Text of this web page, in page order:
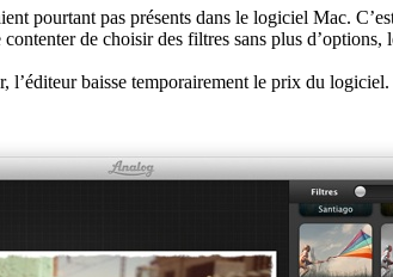
pourtant pas présents dans le logiciel Mac.
de choisir des filtres sans plus
l’éditeur baisse temporairement le prix du